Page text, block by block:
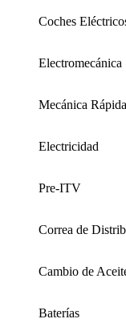
Coches
Electromecánica
Mecánica Rápida
Electricidad
Pre-ITV
Correa de
Cambio de
Baterías